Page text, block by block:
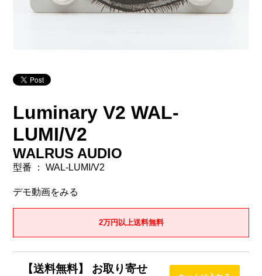
Luminary V2 WAL-
LUMI/V2
WALRUS AUDIO
型番 ： WAL-LUMI/V2
デモ動画をみる
2万円以上送料無料
【送料無料】 お取り寄せ